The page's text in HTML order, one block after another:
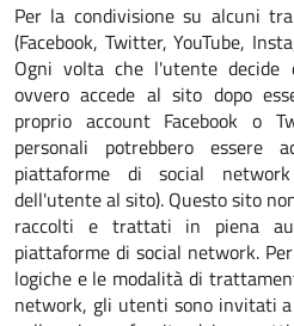
Per la condivisione su alcuni
(Facebook, Twitter, YouTube,
Ogni volta che l'utente
ovvero accede al sito dopo
proprio account Facebook o
personali potrebbero essere
piattaforme di social
dell'utente al sito). Questo sito
raccolti e trattati in piena
piattaforme di social network.
logiche e le modalità di
network, gli utenti sono invitati